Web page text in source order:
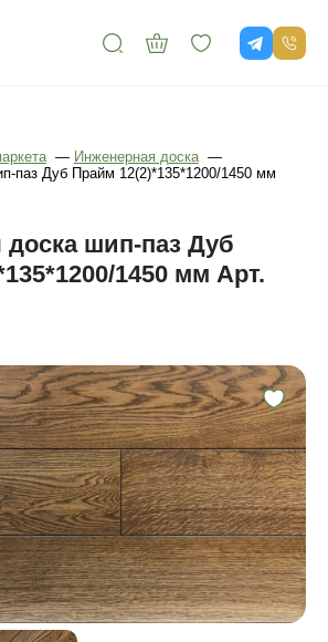
— Инженерная доска —
паз Дуб Прайм 12(2)*135*1200/1450 мм
шип-паз Дуб
1450 мм Арт.